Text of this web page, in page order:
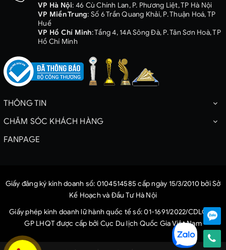
VP Hà Nội: 46 Cù Chính Lan, P. Phương Liệt, TP Hà Nội
VP Miền Trung: Số 6 Trần Quang Khải, P. Thuận Hoá, TP
Huế
VP Hồ Chí Minh: Tầng 4, 14A Sông Đà, P. Tân Sơn Hoà, TP
Hồ Chí Minh
THÔNG TIN
CHĂM SÓC KHÁCH HÀNG
FANPAGE
Giấy đăng ký kinh doanh số: 0104514585 cấp ngày 15/3/2010 bởi Sở
Kế Hoạch và Đầu Tư Hà Nội
Giấy phép kinh doanh lữ hành quốc tế số: 01-1691/2022/CDLQG-
GP LHQT được cấp bởi Cục Du lịch Quốc Gia Việt Nam